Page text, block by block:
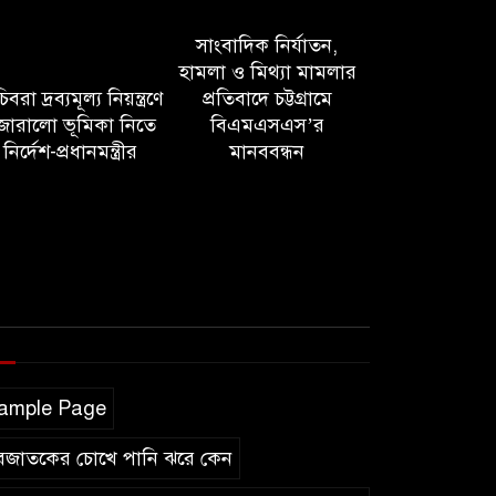
দ্রব্যমূল্য নিয়ন্ত্রণে
ভূমিকা নিতে
নির্দেশ-প্রধানমন্ত্রীর
সাংবাদিক নির্যাতন,
হামলা ও মিথ্যা মামলার
প্রতিবাদে চট্টগ্রামে
বিএমএসএস’র
মানববন্ধন
Page
চোখে পানি ঝরে কেন